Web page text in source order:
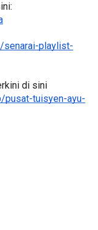
senarai-playlist-
di sini
pusat-tuisyen-ayu-